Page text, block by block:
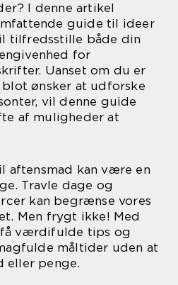
I denne artikel
guide til ideer
tilfredsstille både din
for
Uanset om du er
ønsker at udforske
vil denne guide
af muligheder at
aftensmad kan være en
Travle dage og
kan begrænse vores
Men frygt ikke! Med
værdifulde tips og
måltider uden at
eller penge.